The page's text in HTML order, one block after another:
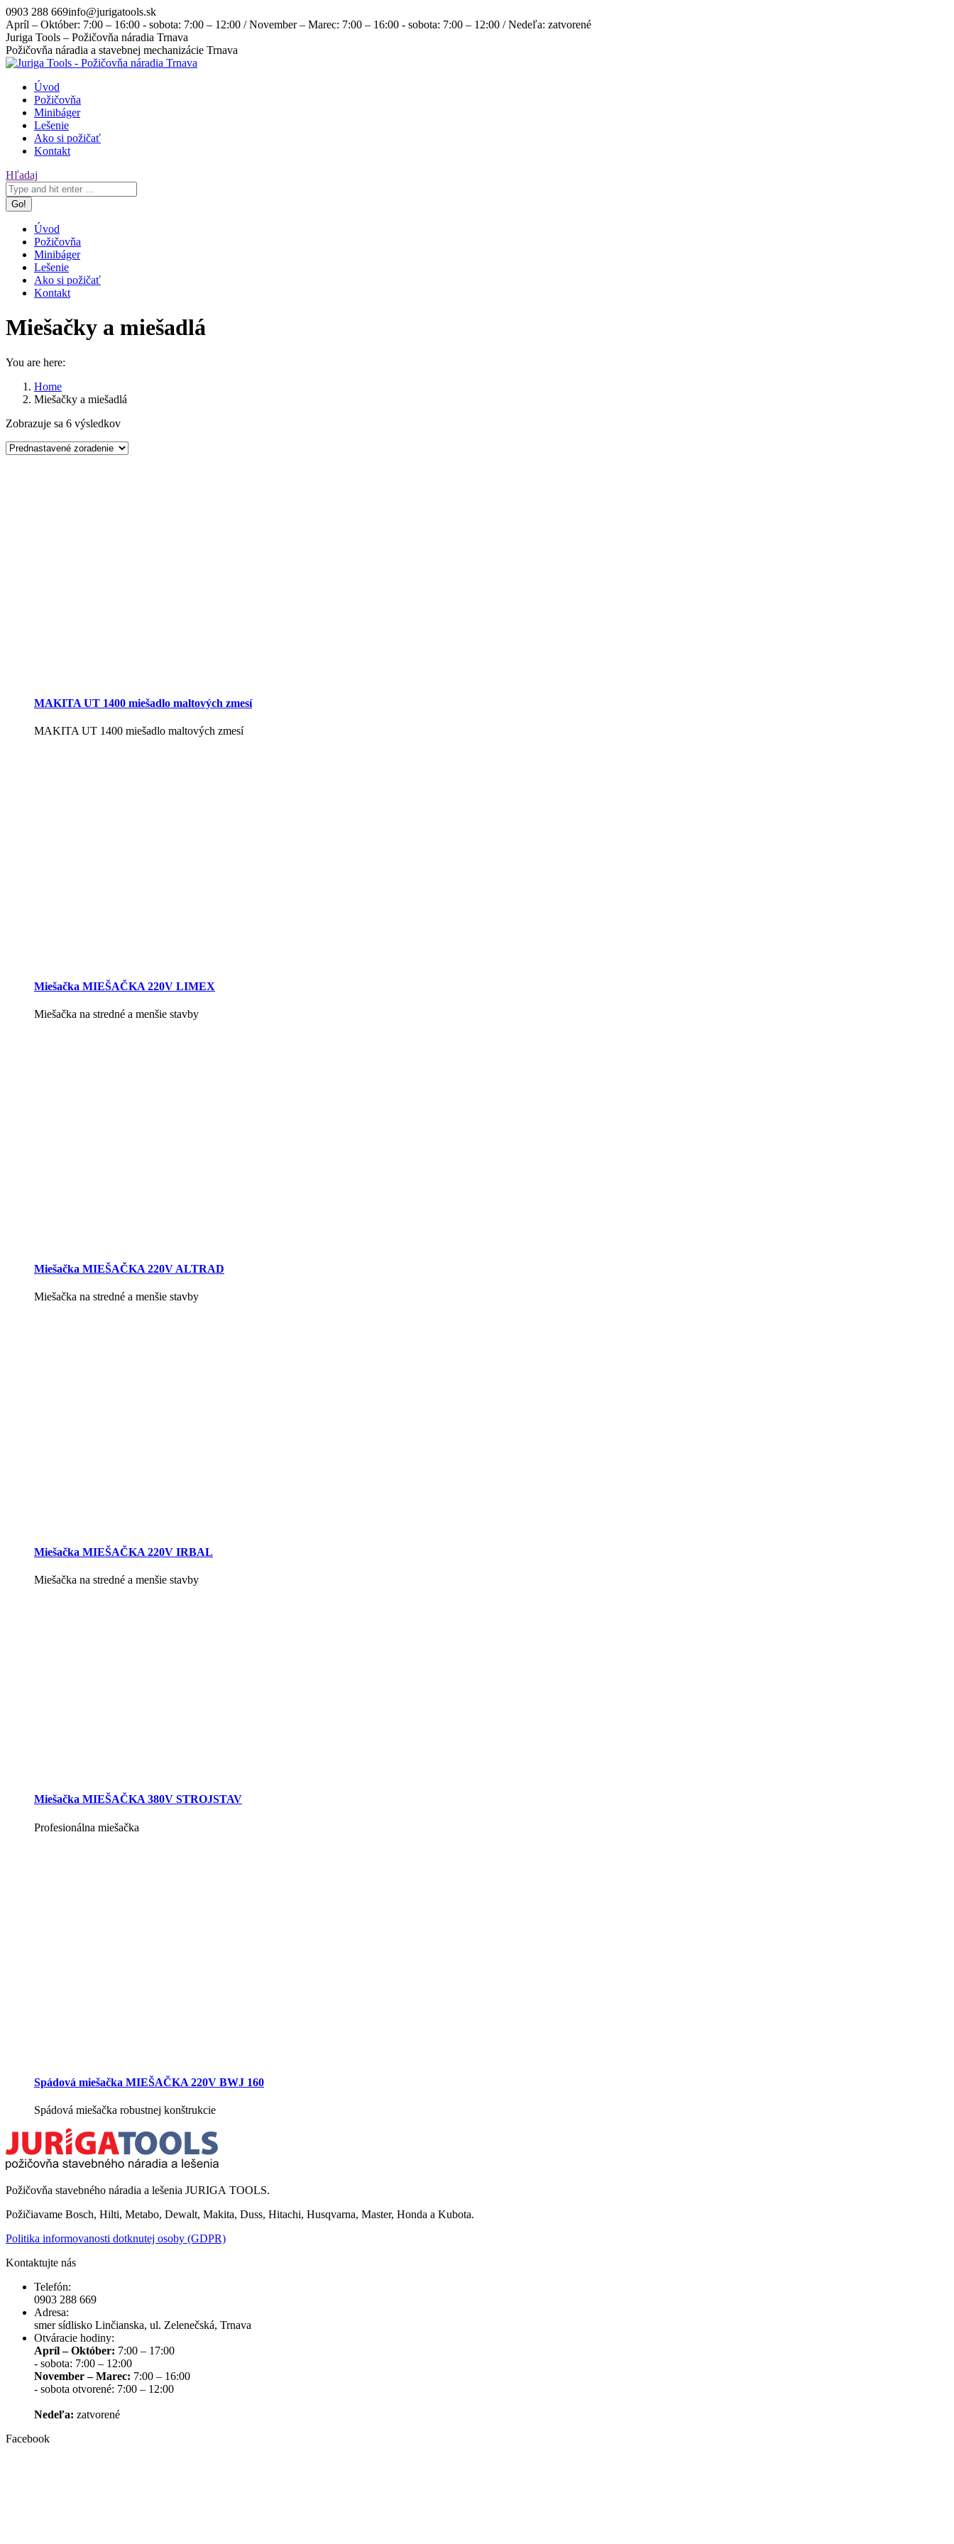
Skip
to
content
0903 288 669info@jurigatools.sk
Apríl – Október: 7:00 – 16:00 - sobota: 7:00 – 12:00 / November – Marec: 7:00 – 16:00 - sobota: 7:00 – 12:00 / Nedeľa: zatvorené
Facebook
page
opens
new
window
Instagram
page
opens
new
window
Juriga Tools – Požičovňa náradia Trnava
Požičovňa náradia a stavebnej mechanizácie Trnava
Úvod
Požičovňa
Minibáger
Lešenie
Ako si požičať
Kontakt
Search:
Hľadaj
Úvod
Požičovňa
Minibáger
Lešenie
Ako si požičať
Kontakt
Miešačky a miešadlá
You are here:
Home
Miešačky a miešadlá
Zobrazuje sa 6 výsledkov
MAKITA UT 1400 miešadlo maltových zmesí
MAKITA UT 1400 miešadlo maltových zmesí
Miešačka MIEŠAČKA 220V LIMEX
Miešačka na stredné a menšie stavby
Miešačka MIEŠAČKA 220V ALTRAD
Miešačka na stredné a menšie stavby
Miešačka MIEŠAČKA 220V IRBAL
Miešačka na stredné a menšie stavby
Miešačka MIEŠAČKA 380V STROJSTAV
Profesionálna miešačka
Spádová miešačka MIEŠAČKA 220V BWJ 160
Spádová miešačka robustnej konštrukcie
Požičovňa stavebného náradia a lešenia JURIGA TOOLS.
Požičiavame Bosch, Hilti, Metabo, Dewalt, Makita, Duss, Hitachi, Husqvarna, Master, Honda a Kubota.
Politika informovanosti dotknutej osoby (GDPR)
Kontaktujte nás
Telefón:
0903 288 669
Adresa:
smer sídlisko Linčianska, ul. Zelenečská, Trnava
Otváracie hodiny:
Apríl – Október: 7:00 – 17:00
- sobota: 7:00 – 12:00
November – Marec: 7:00 – 16:00
- sobota otvorené: 7:00 – 12:00
Nedeľa: zatvorené
Facebook